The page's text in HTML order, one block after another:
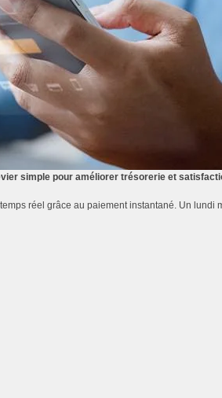
simple pour améliorer trésorerie et
réel grâce au paiement instantané. Un